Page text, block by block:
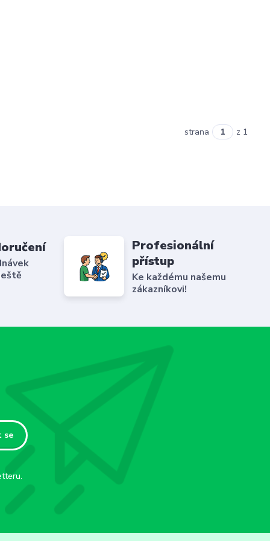
strana z 1
Profesionální
přístup
Ke každému našemu
zákazníkovi!
se